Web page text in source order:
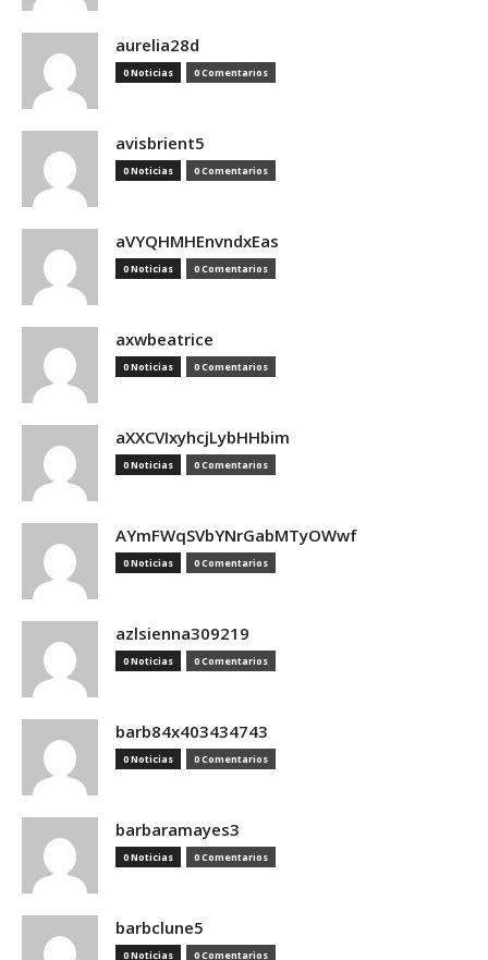
aurelia28d
0 Noticias 0 Comentarios
avisbrient5
0 Noticias 0 Comentarios
aVYQHMHEnvndxEas
0 Noticias 0 Comentarios
axwbeatrice
0 Noticias 0 Comentarios
aXXCVIxyhcjLybHHbim
0 Noticias 0 Comentarios
AYmFWqSVbYNrGabMTyOWwf
0 Noticias 0 Comentarios
azlsienna309219
0 Noticias 0 Comentarios
barb84x403434743
0 Noticias 0 Comentarios
barbaramayes3
0 Noticias 0 Comentarios
barbclune5
0 Noticias 0 Comentarios